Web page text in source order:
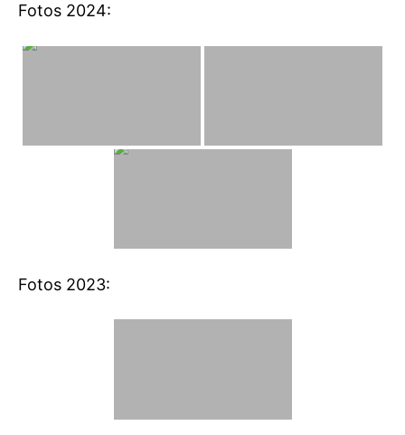
Fotos 2024:
Fotos 2023: